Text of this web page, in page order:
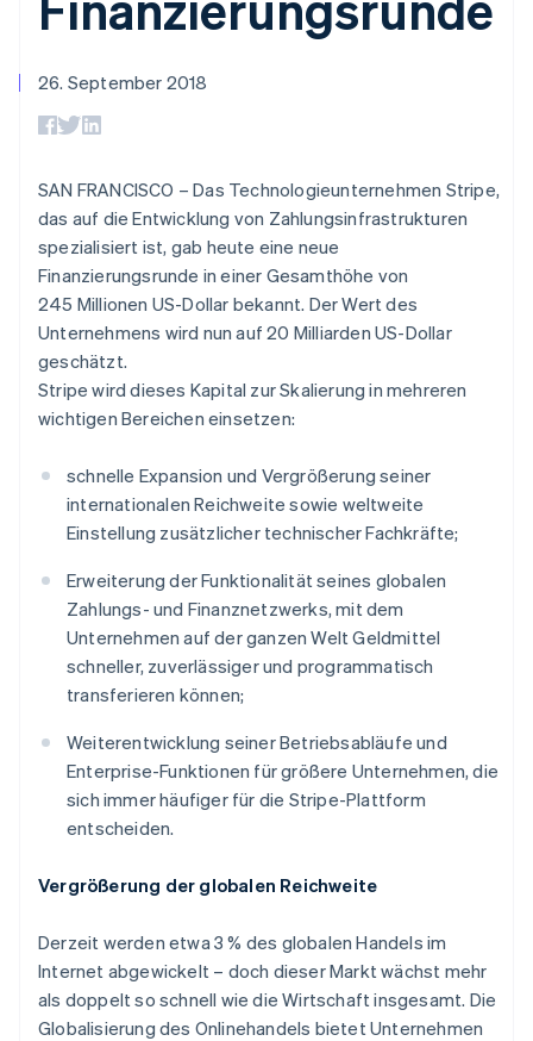
Zugriff auf mehr als
Terminal
Zahlungen vor Ort
Authorization
Boost
Autorisierungsraten
Link
Beschleunigter
Bezahlvorgang
Financial
Connections
Verbundene
Finanzdaten
Data Pipeline
Datensynchronisierung
Mehr
Ausblick
Radar
Betrugsprävention
Atlas
Start-up-Gründung
Climate
CO₂-Entnahme
Identity
Erfahren Sie, wie Stripe Lösungen für
Jetzt ansehen
Geldmanagement
KI-Unternehmen
Creator Economy
Gaming
Bewirtung, Reisen und
Versicherungen
Medien und
Organisationen
Fachdienstleistungen
Partner
Stripe App-Marktplatz
Marktplatz auf
Karten ausgeben: So
geht´s
Bereitstellung und
Verwaltung von
Diensten mit Agenten
App-Integrationen
API-Status
Produkt-Roadmap
Karriere
Kontakt
Sales-Team
kontaktieren
Partner werden
26. September 2018
SAN FRANCISCO – Das Technologieunternehmen Stripe,
das auf die Entwicklung von Zahlungsinfrastrukturen
spezialisiert ist, gab heute eine neue
Finanzierungsrunde in einer Gesamthöhe von
245 Millionen US-Dollar bekannt. Der Wert des
Unternehmens wird nun auf 20 Milliarden US-Dollar
geschätzt.
Stripe wird dieses Kapital zur Skalierung in mehreren
wichtigen Bereichen einsetzen:
schnelle Expansion und Vergrößerung seiner
internationalen Reichweite sowie weltweite
Einstellung zusätzlicher technischer Fachkräfte;
Erweiterung der Funktionalität seines globalen
Zahlungs- und Finanznetzwerks, mit dem
Unternehmen auf der ganzen Welt Geldmittel
schneller, zuverlässiger und programmatisch
transferieren können;
Weiterentwicklung seiner Betriebsabläufe und
Enterprise-Funktionen für größere Unternehmen, die
sich immer häufiger für die Stripe-Plattform
entscheiden.
Vergrößerung der globalen Reichweite
Derzeit werden etwa 3 % des globalen Handels im
Internet abgewickelt – doch dieser Markt wächst mehr
als doppelt so schnell wie die Wirtschaft insgesamt. Die
Globalisierung des Onlinehandels bietet Unternehmen